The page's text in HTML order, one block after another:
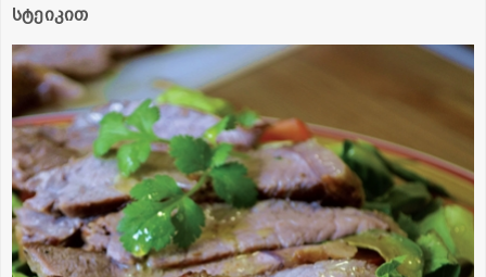
სტეიკით